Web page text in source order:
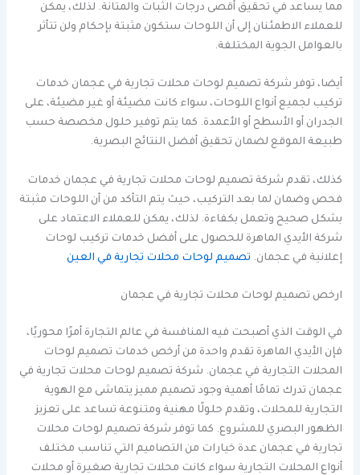
مما يساعد في تحقيق أقصى درجات الثبات والمتانة. لذلك، يمكن
للعملاء الاطمئنان إلى أن اللوحات ستكون مثبتة بإحكام ولن تتأثر
بالعوامل الجوية المختلفة.
أيضا، توفر شركة تصميم لوحات محلات تجارية في عجمان خدمات
تركيب لجميع أنواع اللوحات، سواء كانت مضيئة أو غير مضيئة، على
الجدران أو الأسطح أو الأعمدة. كما يتم توفير حلول مخصصة حسب
طبيعة الموقع لضمان تحقيق أفضل النتائج البصرية.
كذلك، تقدم شركة تصميم لوحات محلات تجارية في عجمان خدمات
فحص وضمان لما بعد التركيب، حيث يتم التأكد من أن اللوحات مثبتة
بشكل صحيح وتعمل بكفاءة. لذلك، يمكن للعملاء الاعتماد على
شركة الأيدي الماهرة للحصول على أفضل خدمات تركيب لوحات
إعلانية في عجمان. تصميم لوحات محلات تجارية في العين
ارخص تصميم لوحات محلات تجارية في عجمان
في الوقت الذي أصبحت فيه المنافسة في عالم التجارة أمرًا محوريًا،
فإن الأيدي الماهرة تقدم واحدة من أرخص خدمات تصميم لوحات
المحلات التجارية في عجمان. شركة تصميم لوحات محلات تجارية في
عجمان تدرك تمامًا أهمية وجود تصميم مميز يتماشى مع الهوية
التجارية للمحلات، وتقدم حلولًا مهنية ومتنوعة تساعد على تعزيز
الظهور البصري للمشروع. كما توفر شركة تصميم لوحات محلات
تجارية في عجمان عدة خيارات من التصاميم التي تناسب مختلف
أنواع المحلات التجارية سواء كانت محلات تجارية صغيرة أو محلات